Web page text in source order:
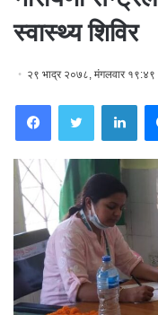
स्वास्थ्य शिविर
२९ भाद्र २०७८, मंगलवार १९:४९